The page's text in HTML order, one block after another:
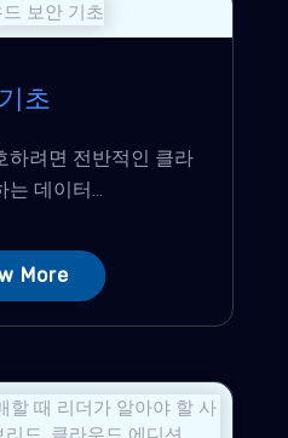
초
하려면 전반적인 클라
데이터...
More